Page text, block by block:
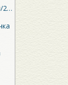
2…